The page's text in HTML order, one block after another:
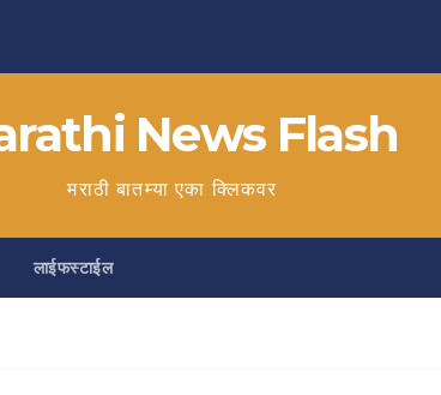
News Flash
मराठी बातम्या एका क्लिकवर
लाईफस्टाईल